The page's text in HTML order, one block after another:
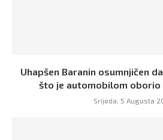
Uhapšen Baranin osumnjičen
što je automobilom oborio
Srijeda, 5 Augusta